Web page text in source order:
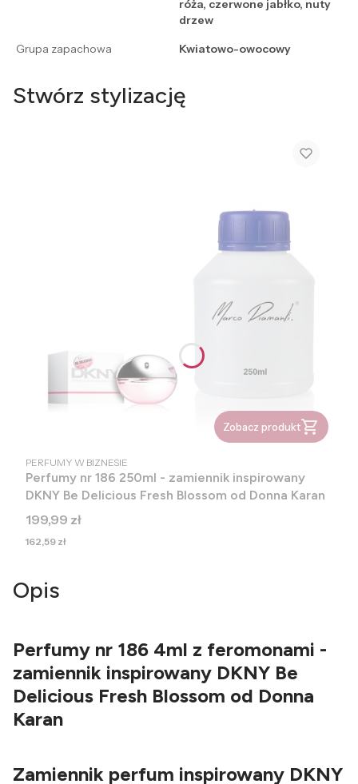
róża, czerwone jabłko, nuty
drzew
Grupa zapachowa
Kwiatowo-owocowy
Stwórz stylizację
Zobacz produkt
PRODUCENT
PERFUMY W BIZNESIE
Perfumy nr 186 250ml - zamiennik inspirowany
DKNY Be Delicious Fresh Blossom od Donna Karan
Cena
199,99 zł
Cena
162,59 zł
Opis
Perfumy nr 186 4ml z feromonami -
zamiennik inspirowany DKNY Be
Delicious Fresh Blossom od Donna
Karan
Zamiennik perfum inspirowany DKNY